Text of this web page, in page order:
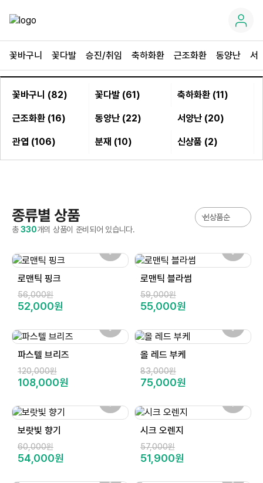
꽃바구니 꽃다발 승진/취임 축하화환 근조화환 동양난 서
꽃바구니 (82) 꽃다발 (61) 축하화환 (11)
근조화환 (16) 동양난 (22) 서양난 (20)
관엽 (106) 분재 (10) 신상품 (2)
종류별 상품
총330개의 상품이 준비되어 있습니다.
로맨틱 핑크
56,000원
52,000원
로맨틱 블라썸
59,000원
55,000원
파스텔 브리즈
120,000원
108,000원
올 레드 부케
83,000원
75,000원
보랏빛 향기
60,000원
54,000원
시크 오렌지
57,000원
51,900원